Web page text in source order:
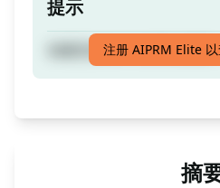
提示
创建您的文本/文章的摘要
注册 AIPRM Elite
摘